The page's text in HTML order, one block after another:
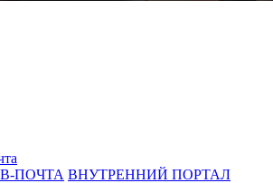
ПОЧТА ВНУТРЕННИЙ ПОРТАЛ